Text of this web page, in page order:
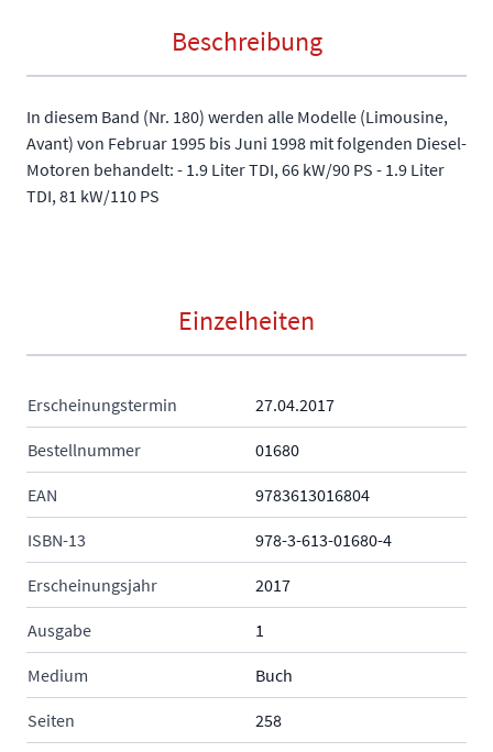
Beschreibung
In diesem Band (Nr. 180) werden alle Modelle (Limousine,
Avant) von Februar 1995 bis Juni 1998 mit folgenden Diesel-
Motoren behandelt: - 1.9 Liter TDI, 66 kW/90 PS - 1.9 Liter
TDI, 81 kW/110 PS
Einzelheiten
Erscheinungstermin 27.04.2017
Bestellnummer 01680
EAN 9783613016804
ISBN-13 978-3-613-01680-4
Erscheinungsjahr 2017
Ausgabe 1
Medium Buch
Seiten 258